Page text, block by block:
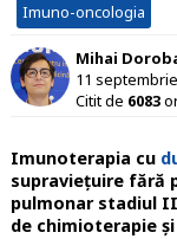
Imuno-oncologia
Mihai
11
Citit de 6083
Imunoterapia cu
supraviețuire fără
pulmonar stadiul
de chimioterapie